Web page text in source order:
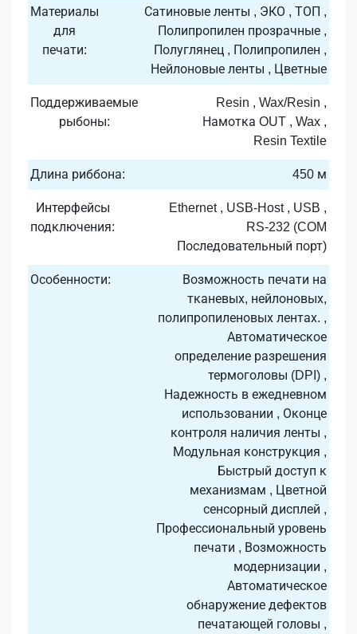
Материалы
для
печати:
Сатиновые ленты , ЭКО , ТОП ,
Полипропилен прозрачные ,
Полуглянец , Полипропилен ,
Нейлоновые ленты , Цветные
Поддерживаемые
рыбоны:
Resin , Wax/Resin ,
Намотка OUT , Wax ,
Resin Textile
Длина риббона: 450 м
Интерфейсы
подключения:
Ethernet , USB-Host , USB ,
RS-232 (COM
Последовательный порт)
Особенности:
Возможность печати на
тканевых, нейлоновых,
полипропиленовых лентах. ,
Автоматическое
определение разрешения
термоголовы (DPI) ,
Надежность в ежедневном
использовании , Оконце
контроля наличия ленты ,
Модульная конструкция ,
Быстрый доступ к
механизмам , Цветной
сенсорный дисплей ,
Профессиональный уровень
печати , Возможность
модернизации ,
Автоматическое
обнаружение дефектов
печатающей головы ,